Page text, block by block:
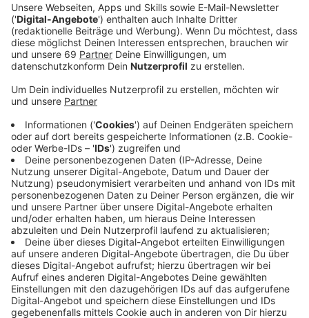
Familien springt unter anderem ein einmaliger
Kinderbonus von 300 Euro heraus.
Veröffentlicht:Donnerstag, 04.06.2020 07:29
Anzeige
Familien bekommen Geld vom Staat. Die Spitzen von
Union und SPD einigten sich auf einen Kinderbonus von
einmalig 300 Euro pro Kind, der mit dem Kindergeld
ausgezahlt werden soll. Wir wollen von euch wissen,
was ihr von dieser Entscheidung haltet. Macht sie für
euch Sinn oder nicht? Stimmt in unserem Voting ab.
Anzeige
Macht der Kinderbonus von 300 Euro